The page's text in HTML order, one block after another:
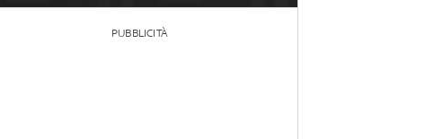
PUBBLICITÀ